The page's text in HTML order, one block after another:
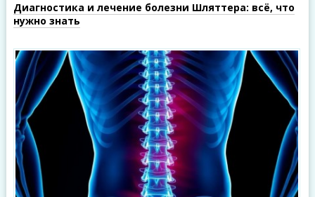
Диагностика и лечение болезни Шляттера: всё, что
нужно знать